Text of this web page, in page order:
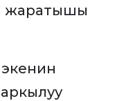
жаратышы